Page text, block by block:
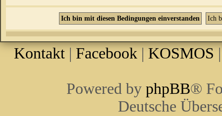
Kontakt | Facebook | KOSMOS
Powered by phpBB®
Deutsche